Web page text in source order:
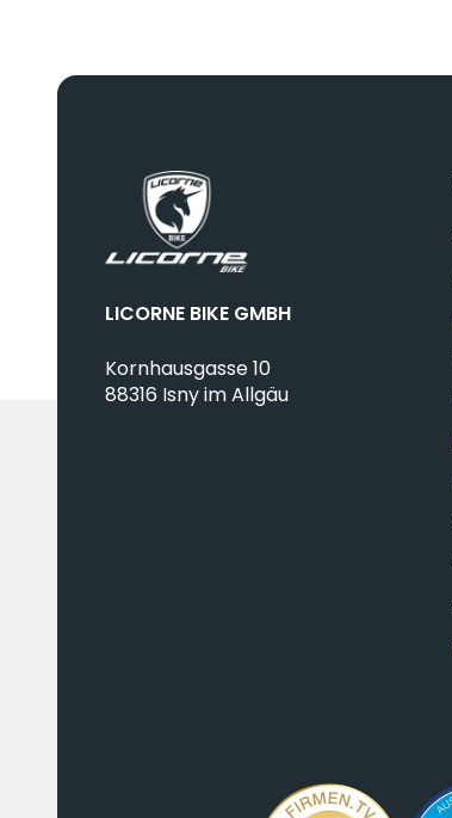
LICORNE BIKE GMBH
Kornhausgasse 10
88316 Isny im Allgäu